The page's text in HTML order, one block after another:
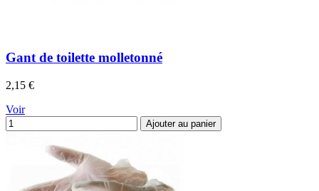
Gant de toilette molletonné
2,15 €Prix
Voir
Ajouter au panier